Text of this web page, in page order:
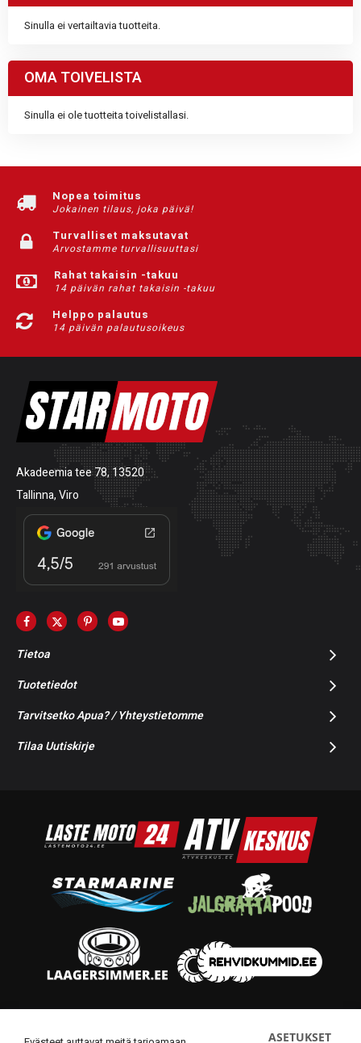
Sinulla ei vertailtavia tuotteita.
OMA TOIVELISTA
Sinulla ei ole tuotteita toivelistallasi.
Nopea toimitus
Jokainen tilaus, joka päivä!
Turvalliset maksutavat
Arvostamme turvallisuuttasi
Rahat takaisin -takuu
14 päivän rahat takaisin -takuu
Helppo palautus
14 päivän palautusoikeus
Akadeemia tee 78, 13520
Tallinna, Viro
Tietoa
Tuotetiedot
Tarvitsetko Apua? / Yhteystietomme
Tilaa Uutiskirje
ASETUKSET